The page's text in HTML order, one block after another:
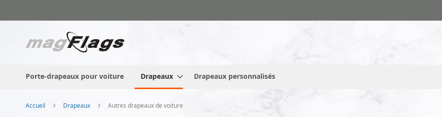
au
Porte-drapeaux pour voiture Drapeaux Drapeaux personnalisés
Accueil Drapeaux Autres drapeaux de voiture